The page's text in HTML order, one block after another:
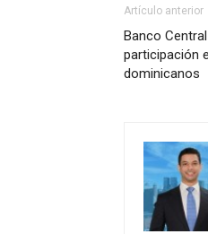
Artículo anterior
Banco
participación
dominicanos